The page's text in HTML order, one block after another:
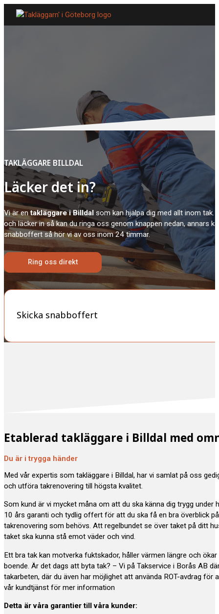
TAKLÄGGARE BILLDAL
Läcker det in?
Vi är entakläggare i Billdalsom kan hjälpa dig med allt inom tak.
och läcker in så kan du ringa oss genom knappen nedan, annars
snabboffert så hör vi av oss inom 24 timmar.
Ring oss direkt
Skicka snabboffert
Etablerad takläggare i Billdal med
Du är i trygga händer
Med vår expertis som takläggare i Billdal, har vi samlat på oss
och utföra takrenovering till högsta kvalitet.
Som kund är vi mycket måna om att du ska känna dig trygg under
10 års garanti och tydlig offert för att du ska få en bra överblick
takrenovering som behövs. Att regelbundet se över taket på ditt
taket ska kunna stå emot väder och vind.
Ett bra tak kan motverka fuktskador, håller värmen längre och
boende. Är det dags att byta tak? – Vi på Takservice i Borås AB
takarbeten, där du även har möjlighet att använda ROT-avdrag för
vår kundtjänst för mer information
Detta är våra garantier till våra kunder: